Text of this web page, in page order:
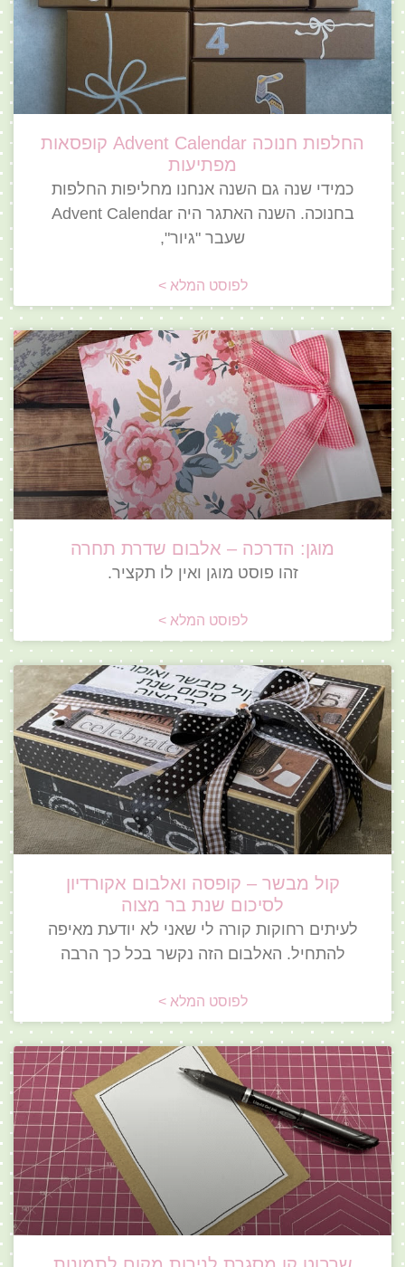
החלפות חנוכה Advent Calendar קופסאות
מפתיעות
כמידי שנה גם השנה אנחנו מחליפות החלפות
בחנוכה. השנה האתגר היה Advent Calendar
שעבר "גיור",
לפוסט המלא >
מוגן: הדרכה – אלבום שדרת תחרה
זהו פוסט מוגן ואין לו תקציר.
לפוסט המלא >
קול מבשר – קופסה ואלבום אקורדיון
לסיכום שנת בר מצוה
לעיתים רחוקות קורה לי שאני לא יודעת מאיפה
להתחיל. האלבום הזה נקשר בכל כך הרבה
לפוסט המלא >